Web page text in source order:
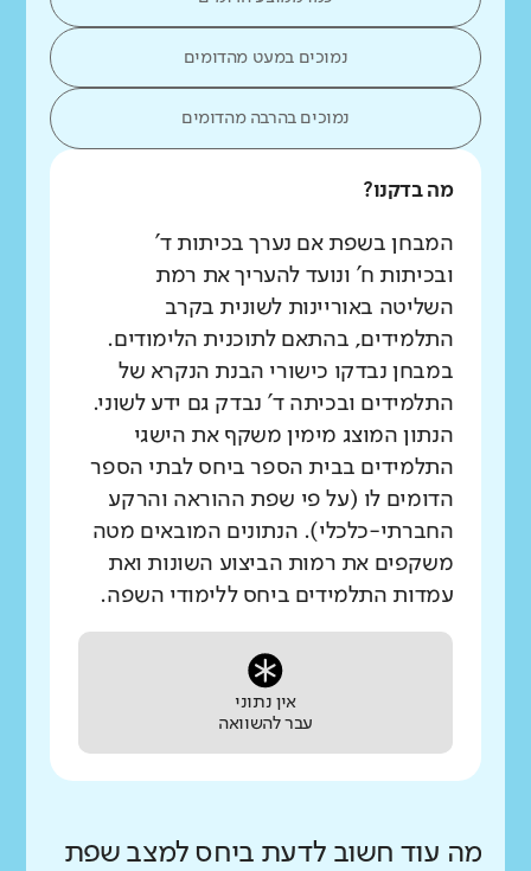
נמוכים במעט מהדומים
נמוכים בהרבה מהדומים
מה בדקנו?
המבחן בשפת אם נערך בכיתות ד'
ובכיתות ח' ונועד להעריך את רמת
השליטה באוריינות לשונית בקרב
התלמידים, בהתאם לתוכנית הלימודים.
במבחן נבדקו כישורי הבנת הנקרא של
התלמידים ובכיתה ד' נבדק גם ידע לשוני.
הנתון המוצג מימין משקף את הישגי
התלמידים בבית הספר ביחס לבתי הספר
הדומים לו (על פי שפת ההוראה והרקע
החברתי-כלכלי). הנתונים המובאים מטה
משקפים את רמות הביצוע השונות ואת
עמדות התלמידים ביחס ללימודי השפה.
אין נתוני
עבר להשוואה
מה עוד חשוב לדעת ביחס למצב שפת